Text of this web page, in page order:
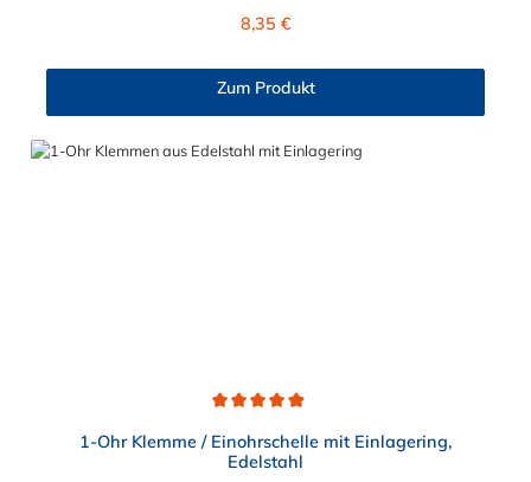
somit die richtige Wahl für Schlauchverbindungen jeglicher Art.
210 mm in verschiedenen Abstufungen frei wählbar.
Regulärer Preis:
8,35 €
Zum Produkt
1-Ohr Klemme / Einohrschelle mit Einlagering,
Edelstahl